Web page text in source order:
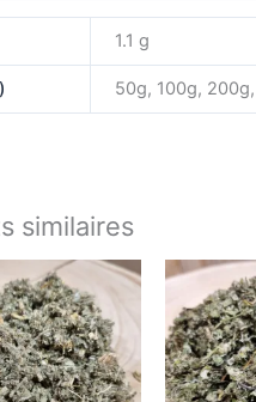
1.1 g
50g, 100g,
similaires